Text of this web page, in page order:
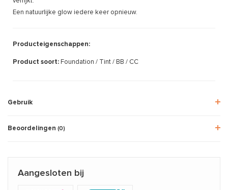
Een natuurlijke glow iedere keer opnieuw.
Producteigenschappen:
Product soort: Foundation / Tint / BB / CC
Gebruik
Beoordelingen (0)
Aangesloten bij